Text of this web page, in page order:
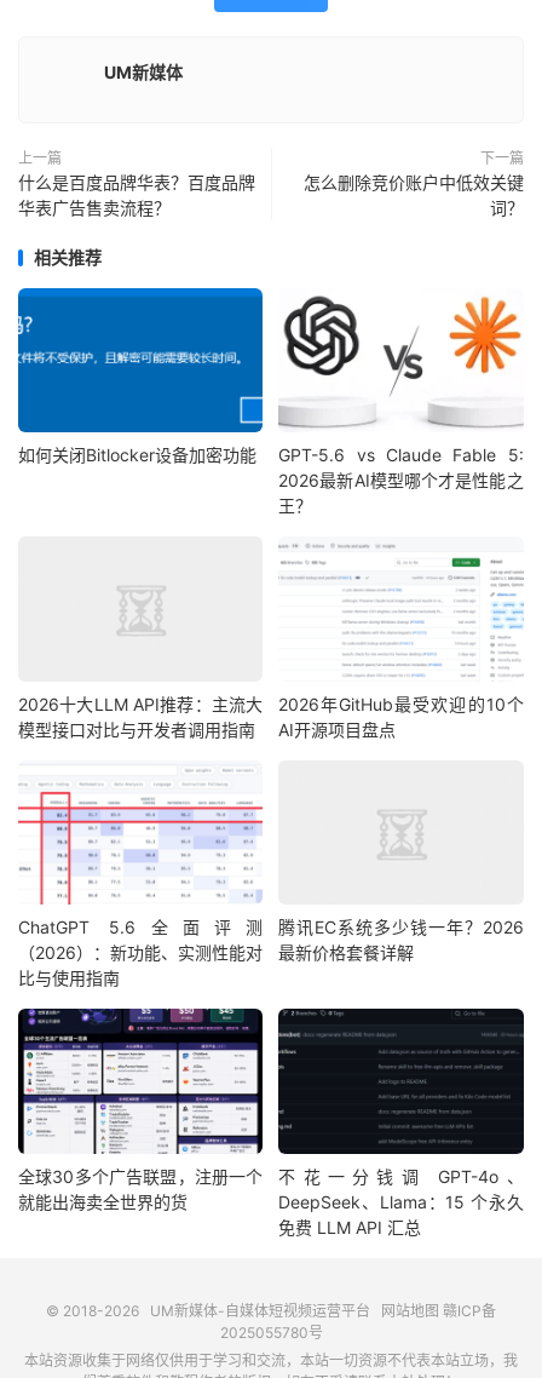
UM新媒体
上一篇
什么是百度品牌华表？百度品牌
华表广告售卖流程？
下一篇
怎么删除竞价账户中低效关键
词？
相关推荐
如何关闭Bitlocker设备加密功能
GPT-5.6 vs Claude Fable 5:
2026最新AI模型哪个才是性能之
王？
2026十大LLM API推荐：主流大
模型接口对比与开发者调用指南
2026年GitHub最受欢迎的10个
AI开源项目盘点
ChatGPT 5.6全面评测
（2026）：新功能、实测性能对
比与使用指南
腾讯EC系统多少钱一年？2026
最新价格套餐详解
全球30多个广告联盟，注册一个
就能出海卖全世界的货
不花一分钱调 GPT-4o、
DeepSeek、Llama：15 个永久
免费 LLM API 汇总
© 2018-2026 UM新媒体-自媒体短视频运营平台 网站地图 赣ICP备
2025055780号
本站资源收集于网络仅供用于学习和交流，本站一切资源不代表本站立场，我